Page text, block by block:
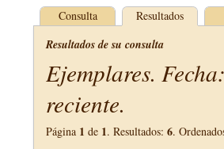
Consulta Resultados
Resultados de su consulta
Ejemplares.
reciente.
Página 1 de 1. Resultados: 6.